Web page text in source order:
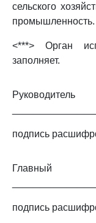
сельского
промышленность.
<***> Орган
заполняет.
подпись
Главный
подпись